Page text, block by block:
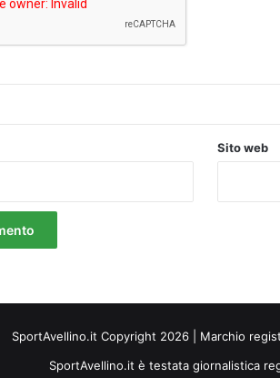
Sito web
SportAvellino.it Copyright 2026 | Marchio
SportAvellino.it è testata giornalistica